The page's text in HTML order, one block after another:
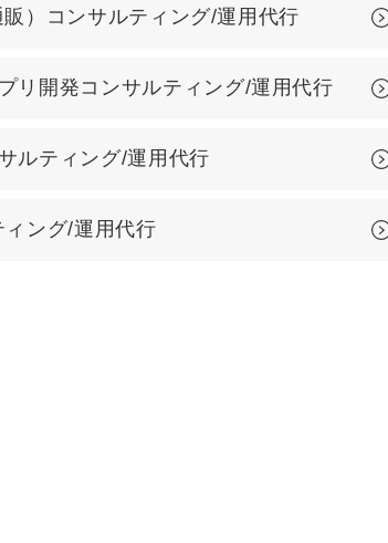
）コンサルティング/運用代行
リ開発コンサルティング/運用代行
ルティング/運用代行
ング/運用代行